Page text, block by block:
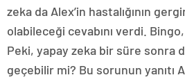
zeka da Alex’in hastalığının
olabileceği cevabını verdi.
Peki, yapay zeka bir süre sonra
geçebilir mi? Bu sorunun yanıtı